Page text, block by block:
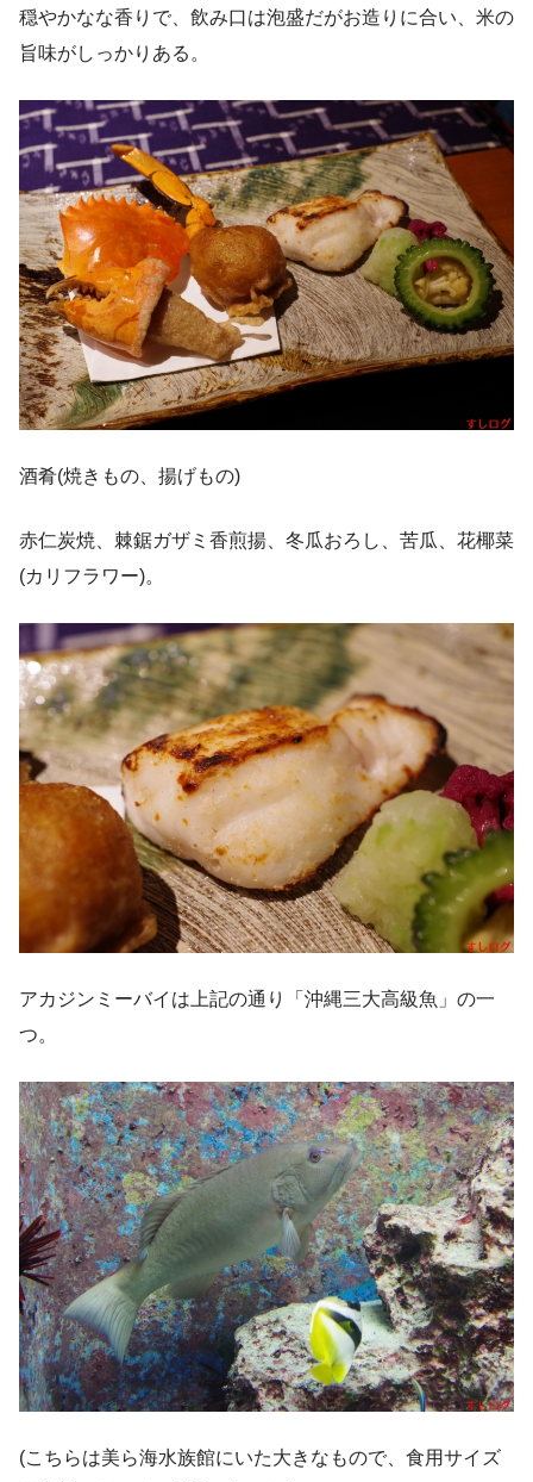
穏やかなな香りで、飲み口は泡盛だがお造りに合い、米の
旨味がしっかりある。
酒肴(焼きもの、揚げもの)
赤仁炭焼、棘鋸ガザミ香煎揚、冬瓜おろし、苦瓜、花椰菜
(カリフラワー)。
アカジンミーバイは上記の通り「沖縄三大高級魚」の一
つ。
(こちらは美ら海水族館にいた大きなもので、食用サイズ